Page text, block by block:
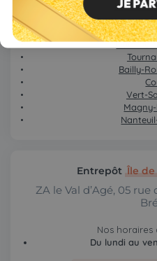
La Ferté-
Bailly-
Vert-
Entrepôt Île de
ZA le Val d’Agé, 05
Nos horaires
Du lundi au